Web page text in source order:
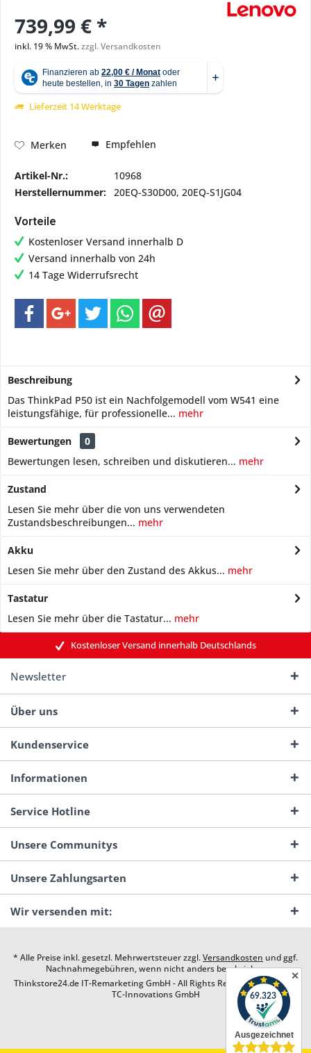
739,99 € *
inkl. 19 % MwSt.zzgl. Versandkosten
Lieferzeit 14 Werktage
Merken Empfehlen
Artikel-Nr.:
10968
Herstellernummer: 20EQ-S30D00, 20EQ-S1JG04
Vorteile
Kostenloser Versand innerhalb D
Versand innerhalb von 24h
14 Tage Widerrufsrecht
Beschreibung
Das ThinkPad P50 ist ein Nachfolgemodell vom W541 eine
leistungsfähige, für professionelle... mehr
Bewertungen
0
Bewertungen lesen, schreiben und diskutieren... mehr
Zustand
Lesen Sie mehr über die von uns verwendeten
Zustandsbeschreibungen... mehr
Akku
Lesen Sie mehr über den Zustand des Akkus... mehr
Tastatur
Lesen Sie mehr über die Tastatur... mehr
Kostenloser Versand innerhalb Deutschlands
Newsletter
Über uns
Kundenservice
Informationen
Service Hotline
Unsere Communitys
Unsere Zahlungsarten
Wir versenden mit:
* Alle Preise inkl. gesetzl. Mehrwertsteuer zzgl.Versandkosten und ggf.
Nachnahmegebühren, wenn nicht anders beschrieben
Thinkstore24.de IT-Remarketing GmbH - All Rights Reserved. Design by
TC-Innovations GmbH
✕